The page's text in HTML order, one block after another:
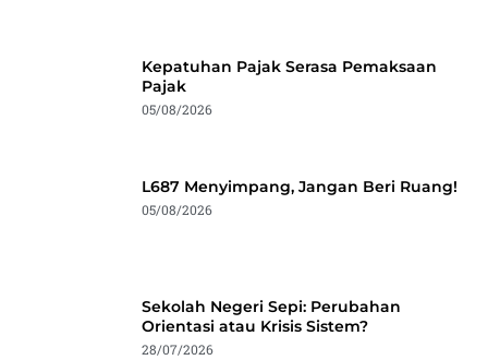
Kepatuhan Pajak Serasa Pemaksaan
Pajak
05/08/2026
L687 Menyimpang, Jangan Beri Ruang!
05/08/2026
Sekolah Negeri Sepi: Perubahan
Orientasi atau Krisis Sistem?
28/07/2026